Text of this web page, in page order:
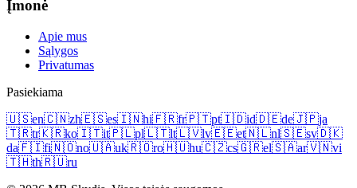
Įmonė
Apie mus
Sąlygos
Privatumas
Pasiekiama
🇺🇸en🇨🇳zh🇪🇸es🇮🇳hi🇫🇷fr🇵🇹pt🇮🇩id🇩🇪de🇯🇵ja
🇹🇷tr🇰🇷ko🇮🇹it🇵🇱pl🇱🇹lt🇱🇻lv🇪🇪et🇳🇱nl🇸🇪sv🇩🇰
da🇫🇮fi🇳🇴no🇺🇦uk🇷🇴ro🇭🇺hu🇨🇿cs🇬🇷el🇸🇦ar🇻🇳vi
🇹🇭th🇷🇺ru